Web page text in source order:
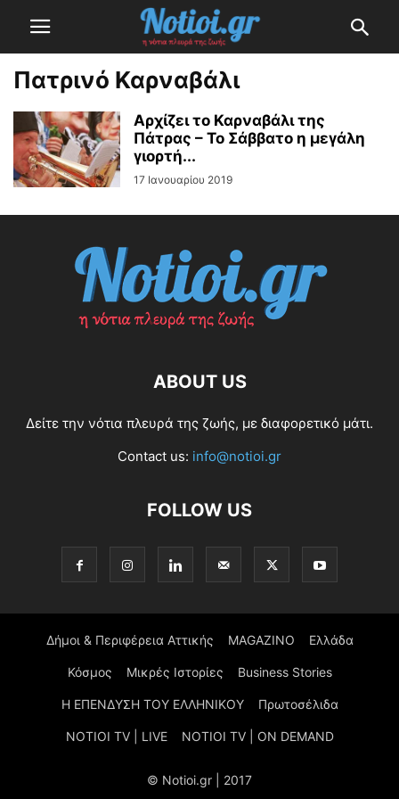
Πατρινό Καρναβάλι
Αρχίζει το Καρναβάλι της
Πάτρας – Το Σάββατο η μεγάλη
γιορτή...
17 Ιανουαρίου 2019
ABOUT US
Δείτε την νότια πλευρά της ζωής, με διαφορετικό μάτι.
Contact us: info@notioi.gr
FOLLOW US
Δήμοι & Περιφέρεια Αττικής MAGAZINO Ελλάδα
Κόσμος Μικρές Ιστορίες Business Stories
Η ΕΠΕΝΔΥΣΗ ΤΟΥ ΕΛΛΗΝΙΚΟΥ Πρωτοσέλιδα
NOTIOI TV | LIVE NOTIOI TV | ON DEMAND
© Notioi.gr | 2017